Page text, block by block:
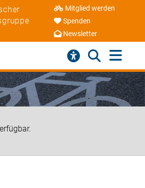
Mitglied werden
Spenden
Newsletter